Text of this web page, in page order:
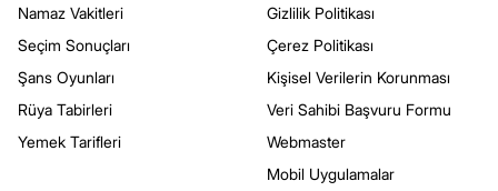
Namaz Vakitleri
Seçim Sonuçları
Şans Oyunları
Rüya Tabirleri
Yemek Tarifleri
Gizlilik Politikası
Çerez Politikası
Kişisel Verilerin Korunması
Veri Sahibi Başvuru Formu
Webmaster
Mobil Uygulamalar